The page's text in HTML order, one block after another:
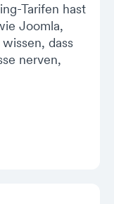
Tarifen hast
Joomla,
dass
nerven,